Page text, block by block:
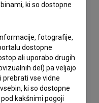
ki so dostopne
fotografije,
dostopne
ali uporabo drugih
del) pa veljajo
prebrati vse vidne
ki so dostopne
kakšnimi pogoji